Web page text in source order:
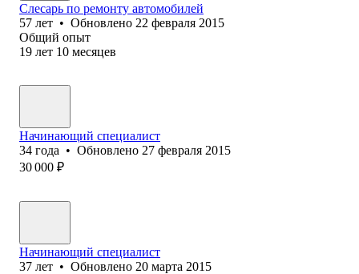
Слесарь по ремонту автомобилей
57 лет • Обновлено 22 февраля 2015
Общий опыт
19 лет 10 месяцев
Начинающий специалист
34 года • Обновлено 27 февраля 2015
30 000 ₽
Начинающий специалист
37 лет • Обновлено 20 марта 2015